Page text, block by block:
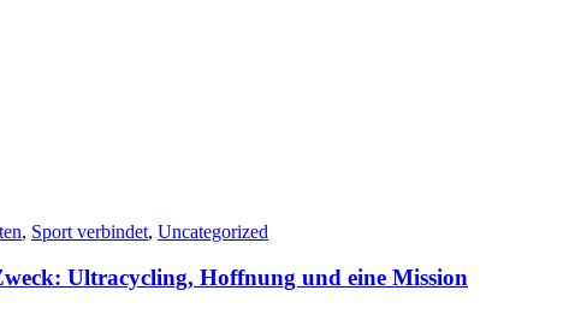
, Sport verbindet, Uncategorized
Ultracycling, Hoffnung und eine Mission